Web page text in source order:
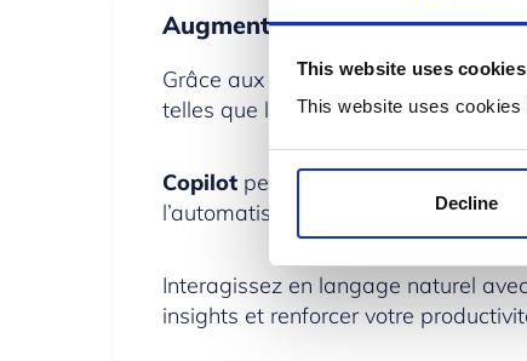
This website uses cookies
This website uses
Decline
Augmentez la productivité et
Grâce aux flux de travail intégrés
telles que la création de
Copilot permet de créer des flux
l’automatisation des tâches
Interagissez en langage naturel avec
insights et renforcer votre